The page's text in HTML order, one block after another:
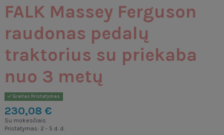
FALK Massey Ferguson
raudonas pedalų
traktorius su priekaba
nuo 3 metų
Greitas Pristatymas
230,08 €
Su mokesčiais
Pristatymas: 2 - 5 d. d.